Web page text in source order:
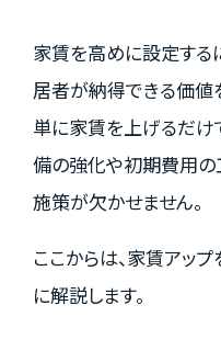
家賃を高めに設定する
居者が納得できる価値
単に家賃を上げるだけ
備の強化や初期費用の
施策が欠かせません。
ここからは、家賃アッ
に解説します。